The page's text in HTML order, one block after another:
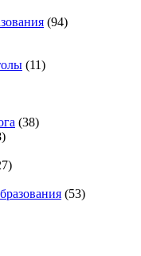
(94)
(11)
(38)
(53)